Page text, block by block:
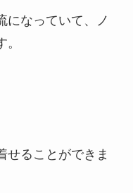
になっていて、ノ
せることができま